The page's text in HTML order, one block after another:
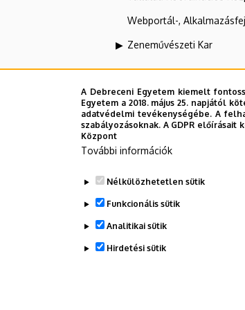
Webportál-,
Zeneművészeti Kar
Művészeti
Felettes szervezeti
Zeneművészeti Kar
Dolgozói adatmódosítás
A Debreceni Egyetem kiemelt
Egyetem a 2018. május 25. napjától
adatvédelmi tevékenységébe. A
szabályozásoknak. A GDPR
Központ
További információk
Nélkülözhetetlen sütik
Funkcionális sütik
Analitikai sütik
Hirdetési sütik